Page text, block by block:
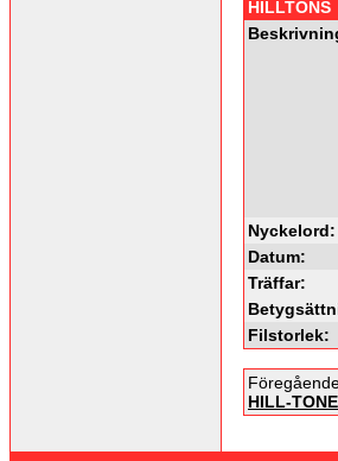
HILLTONS
Nyckelord:
Datum:
Träffar:
Filstorlek:
HILL-